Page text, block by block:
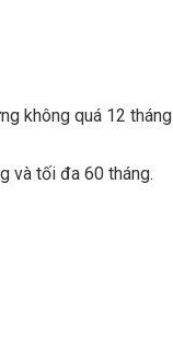
không quá 12 tháng
và tối đa 60 tháng.